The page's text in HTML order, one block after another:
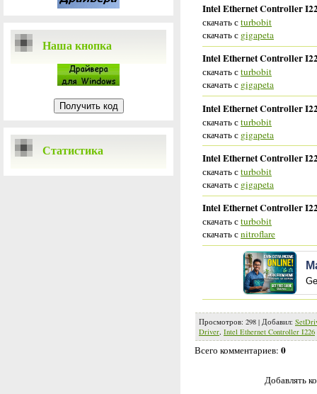
Наша кнопка
Статистика
Intel Ethernet Controller
скачать сturbobit
скачать с gigapeta
Intel Ethernet Controller
скачать сturbobit
скачать с gigapeta
Intel Ethernet Controller
скачать сturbobit
скачать с gigapeta
Intel Ethernet Controller
скачать сturbobit
скачать с gigapeta
Intel Ethernet Controller
скачать сturbobit
скачать сnitroflare
Просмотров: 298 | Добавил:
Driver, Intel Ethernet Controller I226
Всего комментариев: 0
Добавлять